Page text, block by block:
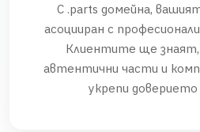
С .parts домейна,
асоцииран с
Клиентите ще знаят,
автентични части и
укрепи доверието